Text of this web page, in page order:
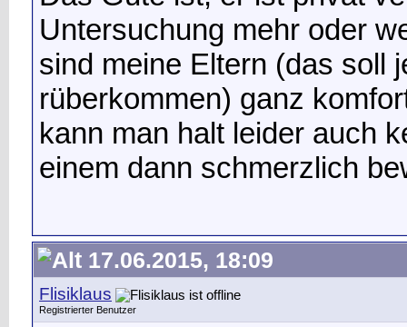
Untersuchung mehr oder
sind meine Eltern (das soll
rüberkommen) ganz
kann man halt leider auch
einem dann schmerzlich
17.06.2015, 18:09
Flisiklaus
Registrierter Benutzer